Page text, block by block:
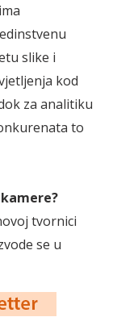
slike i
kod
za analitiku
to
tvornici
se u